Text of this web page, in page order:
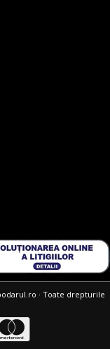
· Toate drepturile